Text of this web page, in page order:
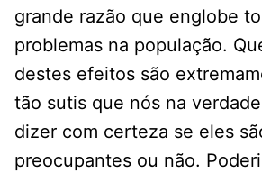
grande razão que englobe
problemas na população.
destes efeitos são
tão sutis que nós na
dizer com certeza se eles
preocupantes ou não.